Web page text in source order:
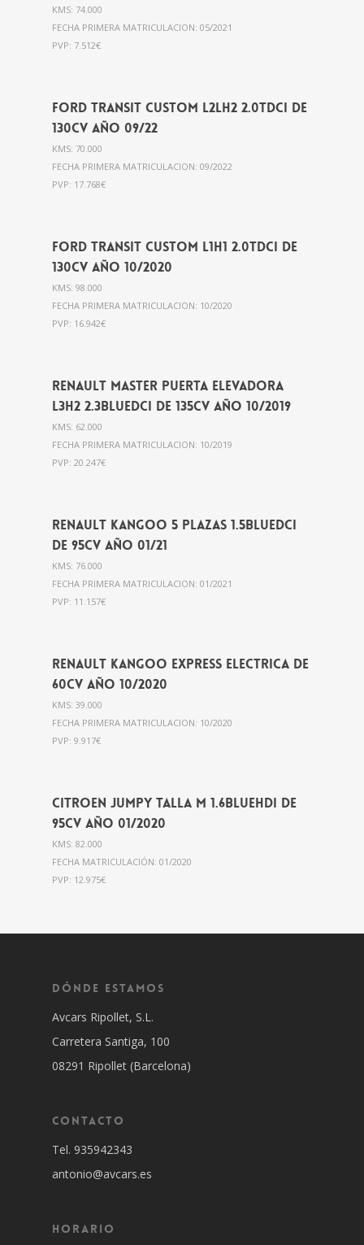
KMS: 74.000
FECHA PRIMERA MATRICULACION: 05/2021
PVP: 7.512€
Ford Transit Custom L2LH2 2.0Tdci de
130cv año 09/22
KMS: 70.000
FECHA PRIMERA MATRICULACION: 09/2022
PVP: 17.768€
Ford Transit Custom L1H1 2.0Tdci de
130cv año 10/2020
KMS: 98.000
FECHA PRIMERA MATRICULACION: 10/2020
PVP: 16.942€
Renault Master PUERTA ELEVADORA
L3H2 2.3BlueDci de 135cv año 10/2019
KMS: 62.000
FECHA PRIMERA MATRICULACION: 10/2019
PVP: 20.247€
Renault Kangoo 5 plazas 1.5BlueDci
de 95cv año 01/21
KMS: 76.000
FECHA PRIMERA MATRICULACION: 01/2021
PVP: 11.157€
Renault Kangoo Express ELECTRICA de
60cv año 10/2020
KMS: 39.000
FECHA PRIMERA MATRICULACION: 10/2020
PVP: 9.917€
Citroen Jumpy Talla M 1.6BlueHdi de
95cv año 01/2020
KMS: 82.000
FECHA MATRICULACIÓN: 01/2020
PVP: 12.975€
DÓNDE ESTAMOS
Avcars Ripollet, S.L.
Carretera Santiga, 100
08291 Ripollet (Barcelona)
CONTACTO
Tel. 935942343
antonio@avcars.es
HORARIO